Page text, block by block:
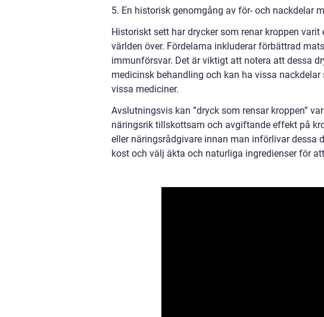
5. En historisk genomgång av för- och nackdelar
Historiskt sett har drycker som renar kroppen
världen över. Fördelarna inkluderar förbättrad
immunförsvar. Det är viktigt att notera att dessa
medicinsk behandling och kan ha vissa
vissa mediciner.
Avslutningsvis kan ”dryck som rensar kroppen”
näringsrik tillskottsam och avgiftande effekt på
eller näringsrådgivare innan man införlivar dessa
kost och välj äkta och naturliga ingredienser för